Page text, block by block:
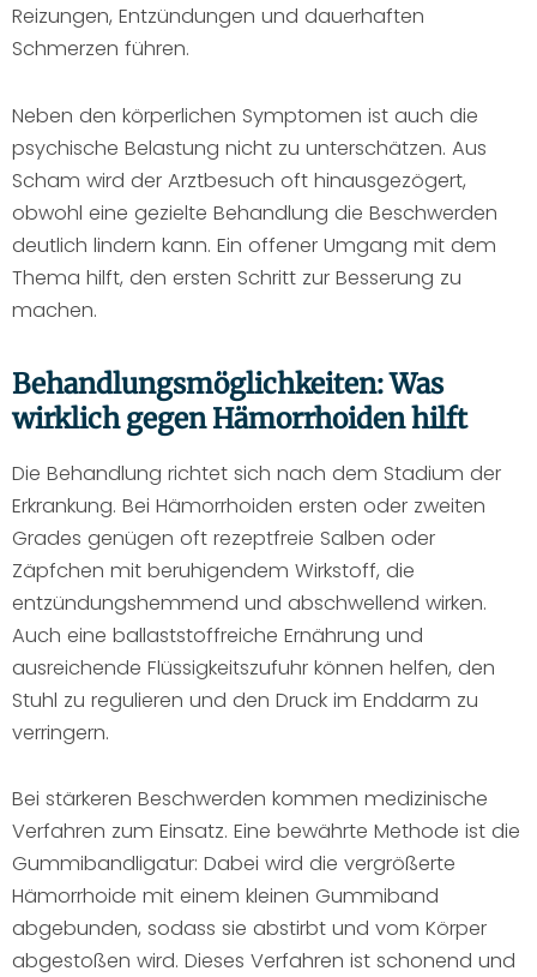
Reizungen, Entzündungen und dauerhaften
Schmerzen führen.
Neben den körperlichen Symptomen ist auch die
psychische Belastung nicht zu unterschätzen. Aus
Scham wird der Arztbesuch oft hinausgezögert,
obwohl eine gezielte Behandlung die Beschwerden
deutlich lindern kann. Ein offener Umgang mit dem
Thema hilft, den ersten Schritt zur Besserung zu
machen.
Behandlungsmöglichkeiten: Was
wirklich gegen Hämorrhoiden hilft
Die Behandlung richtet sich nach dem Stadium der
Erkrankung. Bei Hämorrhoiden ersten oder zweiten
Grades genügen oft rezeptfreie Salben oder
Zäpfchen mit beruhigendem Wirkstoff, die
entzündungshemmend und abschwellend wirken.
Auch eine ballaststoffreiche Ernährung und
ausreichende Flüssigkeitszufuhr können helfen, den
Stuhl zu regulieren und den Druck im Enddarm zu
verringern.
Bei stärkeren Beschwerden kommen medizinische
Verfahren zum Einsatz. Eine bewährte Methode ist die
Gummibandligatur: Dabei wird die vergrößerte
Hämorrhoide mit einem kleinen Gummiband
abgebunden, sodass sie abstirbt und vom Körper
abgestoßen wird. Dieses Verfahren ist schonend und